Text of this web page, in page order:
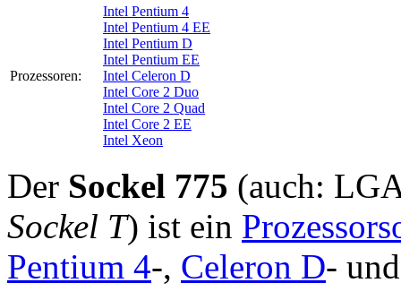
Prozessoren:
Intel Pentium 4
Intel Pentium 4 EE
Intel Pentium D
Intel Pentium EE
Intel Celeron D
Intel Core 2 Duo
Intel Core 2 Quad
Intel Core 2 EE
Intel Xeon
Der Sockel 775 (auch:
Sockel T) ist ein
Pentium 4-, Celeron D-